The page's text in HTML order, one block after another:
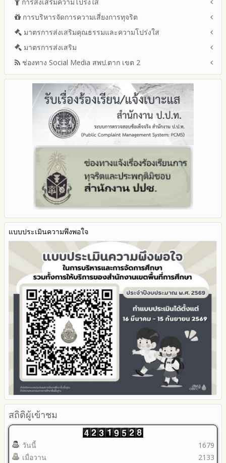
เขตพื้นที่การศึกษา ประจำปีงบประมาณ พ.ศ. 2568
หลักเกณฑ์และแผนการบริหารและพัฒนาทรัพยากรบุคลล ประจำ
ปีงบประมาณ พ.ศ.2569
รายงานผลการบริหารและพัฒนาทรัพยากรบุคคลประจำ
ปีงบประมาณ
ประมวลจริยธรรมและการขับเคลื่อนจริยธรรม
แนวปฏิบัติการจัดการเรื่องร้องเรียนการทุจริตและประพฤติมิชอบ
ช่องทางแจ้งเรื่องร้องเรียนการทุจริตและประพฤติมิชอบ
ข้อมูลสถิติเรื่องร้องเรียนการทุจริตและประพฤติมิชอบ ประจำ
ปีงบประมาณ
การเปิดโอกาสให้มีส่วนร่วมในการดำเนินงานปีงบประมาณ
การบริหารจัดการความเสี่ยงการทุจริต
การขับเคลื่อนนโยบาย No Gift Policy จากการปฏิบัติหน้าที่และ
การเสริมสร้างรู้เกี่ยวกับหลักเกณฑ์การรับทรัพย์สินหรือประโยชน์อื่น
ใดโดยธรรมจรรยาของเจ้าพนักงานของรัฐ
การประเมินความเสี่ยงการทุจริต ในสำนักงานเขตพื้นที่การศึกษา
ประจำปีงบประมาณ
รายงานผลการดำเนินการตามแผนบริหารจัดการความเสี่ยงการ
ทุจริตของสำนักงานเขตพื้นที่การศึกษา ประจำงบประมาณ
มาตรการส่งเสริมคุณธรรมและความโปร่งใส
แผนปฏิบัติการป้องกันการทุจริตประจำปีงบประมาณ
2569
2568
2567
2566
2565
รายงานผลการดำเนินการป้องกันการทุจริตประจำปี
2568
2565
2564
2563
รายงานการกำกับติดตาม
มาตรการส่งเสริมคุณธรรมและความโปร่งใสภายใน สพท.
การนำผลการประเมิน ITA ไปสู่การพัฒนาองค์กร
รายงานผลการดำเนินการเพื่อส่งเสริมคุณธรรมและความโปร่งใส
ภายใน สพท. ประจำปีงบประมาณ
มาตรการส่งเสริม
มาตรการเผยแพร่ข้อมูลต่อสาธารณะ
มาตรการส่งเสริมความโปร่งใสในการจัดซื้อจัดจ้าง
มาตราการจัดการเรื่องร้องเรียนการทุจริต
มาตรการป้องกันการรับสินบน
มาตรการป้องกันการขัดกันระหว่างผลประโยชน์ส่วนตนกับส่วนรวม
มาตรการตรวจสอบการใช้ดุลพินิจ
มาตราการให้ผู้มีส่วนได้ส่วนเสียมีส่วนร่วม
ช่องทาง Social Media สพป.ตาก เขต 2
Q&A / ชมเชย / เสนอแนะ
Facebook เพจ สพป.ตาก 2
Youtube ช่อง สพป.ตาก เขต 2
Youtube เรื่องเล่าข่าวตาก 2
แบบประเมินความพึงพอใจ
สถิติผู้เข้าชม
วันนี้
เมื่อวาน
1679
2133